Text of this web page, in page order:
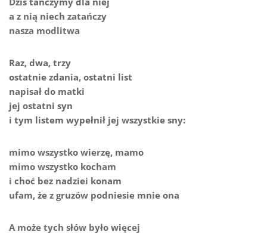
a z nią niech zatańczy
nasza modlitwa
Raz, dwa, trzy
ostatnie zdania, ostatni list
napisał do matki
jej ostatni syn
i tym listem wypełnił jej wszystkie sny:
mimo wszystko wierzę, mamo
mimo wszystko kocham
i choć bez nadziei konam
ufam, że z gruzów podniesie mnie ona
A może tych słów było więcej